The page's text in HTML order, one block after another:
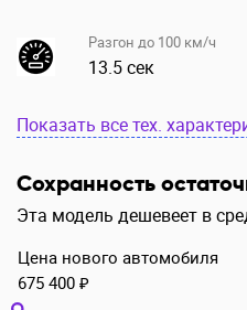
Разгон до 100 км/ч
13.5 сек
Показать все тех.
Сохранность
Эта модель дешевеет в
Цена нового автомобиля
675 400 ₽